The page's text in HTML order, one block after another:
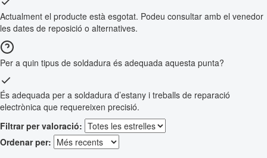
Actualment el producte està esgotat. Podeu consultar amb el venedor
les dates de reposició o alternatives.
Per a quin tipus de soldadura és adequada aquesta punta?
És adequada per a soldadura d’estany i treballs de reparació
electrònica que requereixen precisió.
Filtrar per valoració:
Ordenar per: